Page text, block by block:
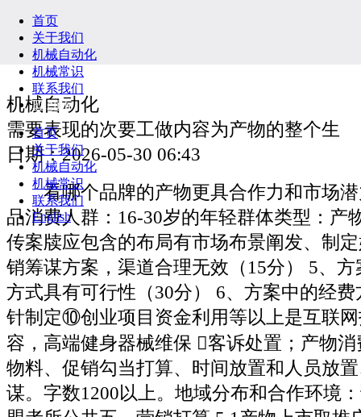
首页
关于我们
机械自动化
机械常识
联系我们
English
首页
关于我们
机械自动化
机械常识
联系我们
English
机械自动化
需要表现的次要工做内容为产物的整个生
日期：2026-05-30 06:43
看哪个品牌的产物更具合作力和市场潜
品消费人群：16-30岁的年轻群体类型：产
传案牍应包含的布局有市场布景阐发、制
销筹谋方案，渠道合理无效（15分） 5、
方式具有可行性（30分） 6、方案中的经
针制定⑩创业项目资金利用等以上是互联
容，高端健身器械维保 客诉处置；产物
物料、促销勾当打算、时间放置和人员放
谋。字数1200以上。地域分布和合作环境